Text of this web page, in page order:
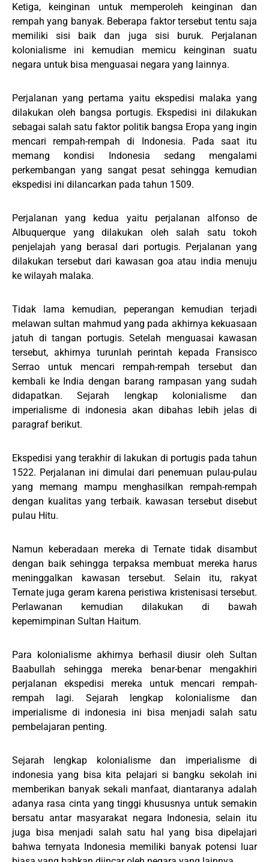
Ketiga, keinginan untuk memperoleh keinginan dan
rempah yang banyak. Beberapa faktor tersebut tentu saja
memiliki sisi baik dan juga sisi buruk. Perjalanan
kolonialisme ini kemudian memicu keinginan suatu
negara untuk bisa menguasai negara yang lainnya.
Perjalanan yang pertama yaitu ekspedisi malaka yang
dilakukan oleh bangsa portugis. Ekspedisi ini dilakukan
sebagai salah satu faktor politik bangsa Eropa yang ingin
mencari rempah-rempah di Indonesia. Pada saat itu
memang kondisi Indonesia sedang mengalami
perkembangan yang sangat pesat sehingga kemudian
ekspedisi ini dilancarkan pada tahun 1509.
Perjalanan yang kedua yaitu perjalanan alfonso de
Albuquerque yang dilakukan oleh salah satu tokoh
penjelajah yang berasal dari portugis. Perjalanan yang
dilakukan tersebut dari kawasan goa atau india menuju
ke wilayah malaka.
Tidak lama kemudian, peperangan kemudian terjadi
melawan sultan mahmud yang pada akhirnya kekuasaan
jatuh di tangan portugis. Setelah menguasai kawasan
tersebut, akhirnya turunlah perintah kepada Fransisco
Serrao untuk mencari rempah-rempah tersebut dan
kembali ke India dengan barang rampasan yang sudah
didapatkan. Sejarah lengkap kolonialisme dan
imperialisme di indonesia akan dibahas lebih jelas di
paragraf berikut.
Ekspedisi yang terakhir di lakukan di portugis pada tahun
1522. Perjalanan ini dimulai dari penemuan pulau-pulau
yang memang mampu menghasilkan rempah-rempah
dengan kualitas yang terbaik. kawasan tersebut disebut
pulau Hitu.
Namun keberadaan mereka di Ternate tidak disambut
dengan baik sehingga terpaksa membuat mereka harus
meninggalkan kawasan tersebut. Selain itu, rakyat
Ternate juga geram karena peristiwa kristenisasi tersebut.
Perlawanan kemudian dilakukan di bawah
kepemimpinan Sultan Haitum.
Para kolonialisme akhirnya berhasil diusir oleh Sultan
Baabullah sehingga mereka benar-benar mengakhiri
perjalanan ekspedisi mereka untuk mencari rempah-
rempah lagi. Sejarah lengkap kolonialisme dan
imperialisme di indonesia ini bisa menjadi salah satu
pembelajaran penting.
Sejarah lengkap kolonialisme dan imperialisme di
indonesia yang bisa kita pelajari si bangku sekolah ini
memberikan banyak sekali manfaat, diantaranya adalah
adanya rasa cinta yang tinggi khususnya untuk semakin
bersatu antar masyarakat negara Indonesia, selain itu
juga bisa menjadi salah satu hal yang bisa dipelajari
bahwa ternyata Indonesia memiliki banyak potensi luar